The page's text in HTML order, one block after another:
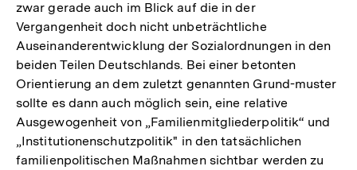
zwar gerade auch im Blick auf die in der
Vergangenheit doch nicht unbeträchtliche
Auseinanderentwicklung der Sozialordnungen in den
beiden Teilen Deutschlands. Bei einer betonten
Orientierung an dem zuletzt genannten Grund-muster
sollte es dann auch möglich sein, eine relative
Ausgewogenheit von „Familienmitgliederpolitik“ und
„Institutionenschutzpolitik" in den tatsächlichen
familienpolitischen Maßnahmen sichtbar werden zu